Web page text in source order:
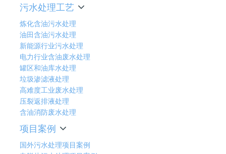
污水处理工艺
炼化含油污水处理
油田含油污水处理
新能源行业污水处理
电力行业含油废水处理
罐区和油库水处理
垃圾渗滤液处理
高难度工业废水处理
压裂返排液处理
含油消防废水处理
项目案例
国外污水处理项目案例